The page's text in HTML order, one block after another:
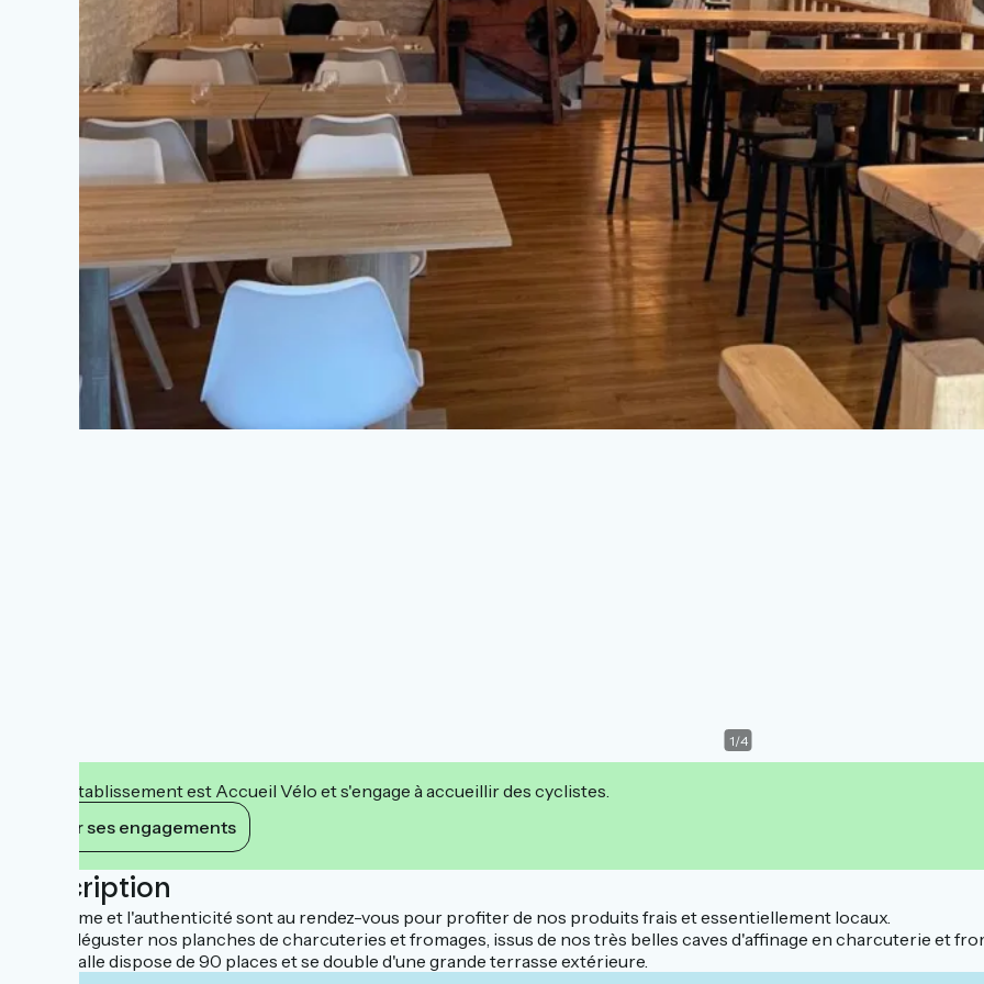
1/4
Cet établissement est Accueil Vélo et s'engage à accueillir des cyclistes.
Voir ses engagements
Description
Le charme et l'authenticité sont au rendez-vous pour profiter de nos produits frais et essentiellement locaux.
Venez déguster nos planches de charcuteries et fromages, issus de nos très belles caves d'affinage en charcuterie et
Notre salle dispose de 90 places et se double d'une grande terrasse extérieure.